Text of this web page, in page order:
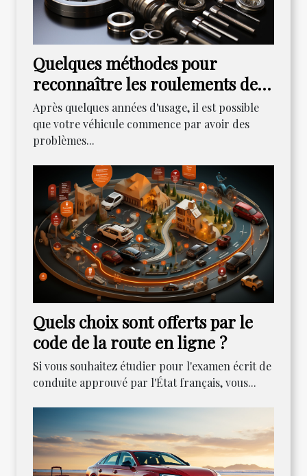
Quelques méthodes pour
reconnaître les roulements de
ses roues
Après quelques années d'usage, il est possible
que votre véhicule commence par avoir des
problèmes...
Quels choix sont offerts par le
code de la route en ligne ?
Si vous souhaitez étudier pour l'examen écrit de
conduite approuvé par l'État français, vous...